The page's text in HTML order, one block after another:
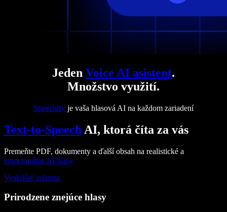
Jeden Voice AI asistent.
Množstvo využití.
Speechify je vaša hlasová AI na každom zariadení
Text-to-Speech AI, ktorá číta za vás
Premeňte PDF, dokumenty a ďalší obsah na realistické a
emocionálne AI hlasy
Vyskúšať zdarma
Prirodzene znejúce hlasy